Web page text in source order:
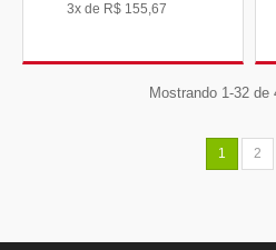
3x de R$ 155,67
Mostrando 1-32 de
1 2